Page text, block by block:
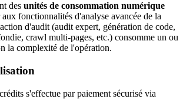
des unités de consommation numérique
fonctionnalités d'analyse avancée de la
d'audit (audit expert, génération de code,
crawl multi-pages, etc.) consomme un ou
la complexité de l'opération.
s'effectue par paiement sécurisé via